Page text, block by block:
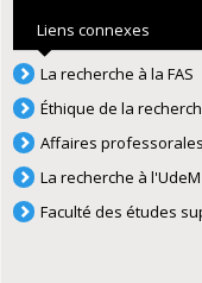
Liens connexes
La recherche à la FAS
Éthique de la
Affaires professorales
La recherche à l'UdeM
Faculté des études